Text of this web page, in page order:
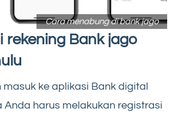
Cara menabung di bank jago
rekening Bank jago
ke aplikasi Bank digital
Anda harus melakukan registrasi